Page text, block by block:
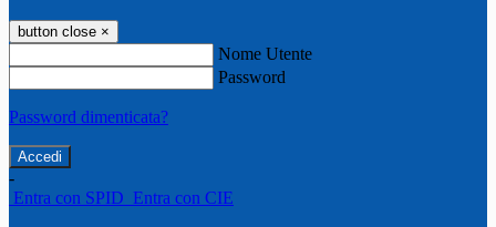
button close ×
Nome Utente
Password
Password dimenticata?
-
Entra con SPID Entra con CIE